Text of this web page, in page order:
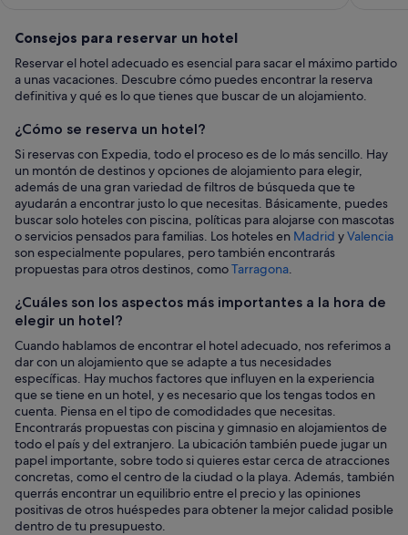
Consejos
para
reservar
un
hotel
Consejos para reservar un hotel
Reservar el hotel adecuado es esencial para sacar el máximo partido
a unas vacaciones. Descubre cómo puedes encontrar la reserva
definitiva y qué es lo que tienes que buscar de un alojamiento.
¿Cómo se reserva un hotel?
Si reservas con Expedia, todo el proceso es de lo más sencillo. Hay
un montón de destinos y opciones de alojamiento para elegir,
además de una gran variedad de filtros de búsqueda que te
ayudarán a encontrar justo lo que necesitas. Básicamente, puedes
buscar solo hoteles con piscina, políticas para alojarse con mascotas
o servicios pensados para familias. Los hoteles en Madrid yValencia
son especialmente populares, pero también encontrarás
propuestas para otros destinos, comoTarragona.
¿Cuáles son los aspectos más importantes a la hora de
elegir un hotel?
Cuando hablamos de encontrar el hotel adecuado, nos referimos a
dar con un alojamiento que se adapte a tus necesidades
específicas. Hay muchos factores que influyen en la experiencia
que se tiene en un hotel, y es necesario que los tengas todos en
cuenta. Piensa en el tipo de comodidades que necesitas.
Encontrarás propuestas con piscina y gimnasio en alojamientos de
todo el país y del extranjero. La ubicación también puede jugar un
papel importante, sobre todo si quieres estar cerca de atracciones
concretas, como el centro de la ciudad o la playa. Además, también
querrás encontrar un equilibrio entre el precio y las opiniones
positivas de otros huéspedes para obtener la mejor calidad posible
dentro de tu presupuesto.